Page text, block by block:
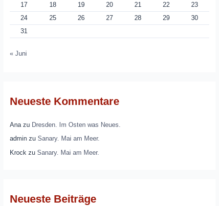
17
18 19 20 21 22
23
24
25 26 27 28 29
30
31
« Juni
Neueste Kommentare
Anazu Dresden. Im Osten was Neues.
adminzu Sanary. Mai am Meer.
Krockzu Sanary. Mai am Meer.
Neueste Beiträge